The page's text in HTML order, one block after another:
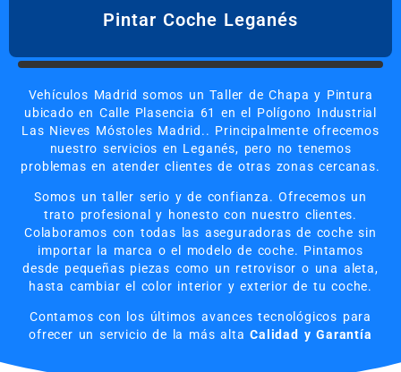
Pintar Coche Leganés
Vehículos Madrid somos un Taller de Chapa y Pintura
ubicado en Calle Plasencia 61 en el Polígono Industrial
Las Nieves Móstoles Madrid.. Principalmente ofrecemos
nuestro servicios en Leganés, pero no tenemos
problemas en atender clientes de otras zonas cercanas.
Somos un taller serio y de confianza. Ofrecemos un
trato profesional y honesto con nuestro clientes.
Colaboramos con todas las aseguradoras de coche sin
importar la marca o el modelo de coche. Pintamos
desde pequeñas piezas como un retrovisor o una aleta,
hasta cambiar el color interior y exterior de tu coche.
Contamos con los últimos avances tecnológicos para
ofrecer un servicio de la más altaCalidad y Garantía